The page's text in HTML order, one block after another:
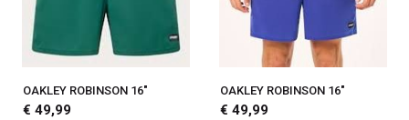
OAKLEY ROBINSON 16"
€ 49,99
OAKLEY ROBINSON 16"
€ 49,99